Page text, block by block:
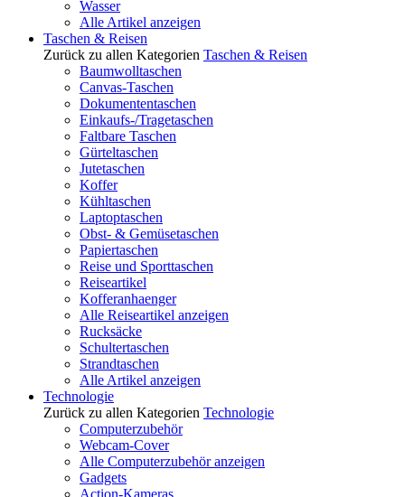
Wasser
Alle Artikel anzeigen
Taschen & Reisen
Zurück zu allen Kategorien Taschen & Reisen
Baumwolltaschen
Canvas-Taschen
Dokumententaschen
Einkaufs-/Tragetaschen
Faltbare Taschen
Gürteltaschen
Jutetaschen
Koffer
Kühltaschen
Laptoptaschen
Obst- & Gemüsetaschen
Papiertaschen
Reise und Sporttaschen
Reiseartikel
Kofferanhaenger
Alle Reiseartikel anzeigen
Rucksäcke
Schultertaschen
Strandtaschen
Alle Artikel anzeigen
Technologie
Zurück zu allen Kategorien Technologie
Computerzubehör
Webcam-Cover
Alle Computerzubehör anzeigen
Gadgets
Action-Kameras